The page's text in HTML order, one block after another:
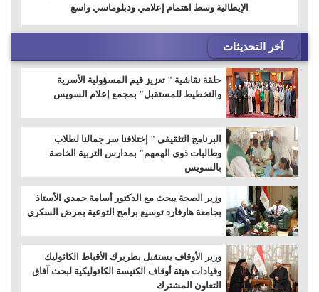
الإيطالية وسط اهتمام إعلامي ودبلوماسي واسع
آخر التحديثات
حلقة نقاشية " تعزيز قيم المسؤولية الأسرية
والتخطيط للمستقبل" بمجمع إعلام السويس
البرنامج التثقيفى " إختلافنا سر جمالنا لطلاب
وطالبات ذوى الهمهم" بمدارس التربية الخاصة
بالسويس
وزير الصحة يبحث مع الدكتور أسامة حمدي الأستاذ
بجامعة هارفارد توسيع برامج التوعية بمرض السكري
وزير الأوقاف يستقبل بطريرك الأقباط الكاثوليك
وقيادات هيئة أوقاف الكنيسة الكاثوليكية لبحث آفاق
التعاون المشترك